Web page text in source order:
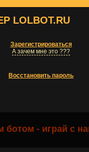
LOLBOT.RU
Зарегистрироваться
А зачем мне это ???
Восстановить пароль
ботом - играй с